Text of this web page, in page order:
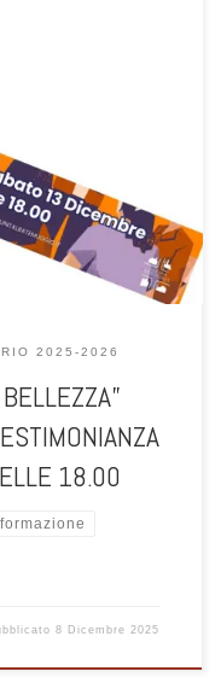
DEI NOSTRI ADOLESCENTI
2025-2026
18.00
formazione
8 Dicembre 2025